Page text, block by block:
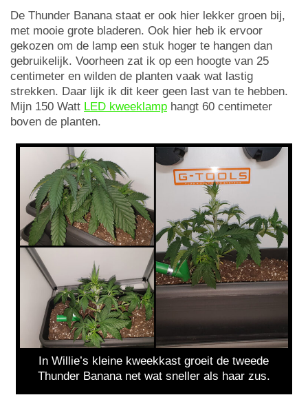
De Thunder Banana staat er ook hier lekker groen bij,
met mooie grote bladeren. Ook hier heb ik ervoor
gekozen om de lamp een stuk hoger te hangen dan
gebruikelijk. Voorheen zat ik op een hoogte van 25
centimeter en wilden de planten vaak wat lastig
strekken. Daar lijk ik dit keer geen last van te hebben.
Mijn 150 Watt LED kweeklamp hangt 60 centimeter
boven de planten.
In Willie’s kleine kweekkast groeit de tweede
Thunder Banana net wat sneller als haar zus.